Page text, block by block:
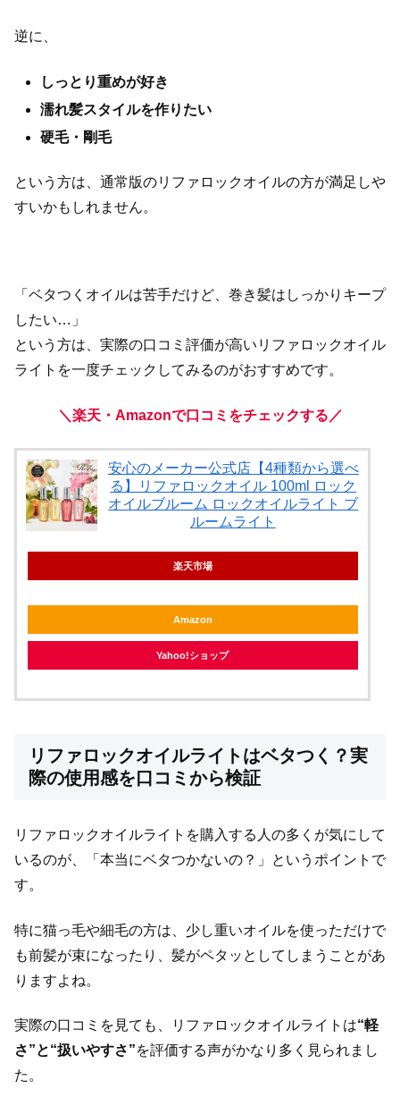
逆に、
しっとり重めが好き
濡れ髪スタイルを作りたい
硬毛・剛毛
という方は、通常版のリファロックオイルの方が満足しや
すいかもしれません。
「ベタつくオイルは苦手だけど、巻き髪はしっかりキープ
したい…」
という方は、実際の口コミ評価が高いリファロックオイル
ライトを一度チェックしてみるのがおすすめです。
＼楽天・Amazonで口コミをチェックする／
安心のメーカー公式店【4種類から選べ
る】リファロックオイル 100ml ロック
オイルブルーム ロックオイルライト ブ
ルームライト
楽天市場
Amazon
Yahoo!ショップ
リファロックオイルライトはベタつく？実
際の使用感を口コミから検証
リファロックオイルライトを購入する人の多くが気にして
いるのが、「本当にベタつかないの？」というポイントで
す。
特に猫っ毛や細毛の方は、少し重いオイルを使っただけで
も前髪が束になったり、髪がペタッとしてしまうことがあ
りますよね。
実際の口コミを見ても、リファロックオイルライトは“軽
さ”と“扱いやすさ”を評価する声がかなり多く見られまし
た。